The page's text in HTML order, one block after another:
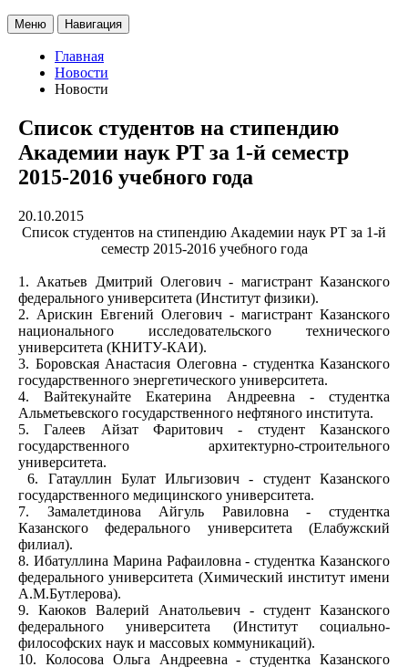
Меню Навигация
Главная
Новости
Новости
Список студентов на стипендию
Академии наук РТ за 1-й семестр
2015-2016 учебного года
20.10.2015
Список студентов на стипендию Академии наук РТ за 1-й
семестр 2015-2016 учебного года
1. Акатьев Дмитрий Олегович - магистрант Казанского
федерального университета (Институт физики).
2. Арискин Евгений Олегович - магистрант Казанского
национального исследовательского технического
университета (КНИТУ-КАИ).
3. Боровская Анастасия Олеговна - студентка Казанского
государственного энергетического университета.
4. Вайтекунайте Екатерина Андреевна - студентка
Альметьевского государственного нефтяного института.
5. Галеев Айзат Фаритович - студент Казанского
государственного архитектурно-строительного
университета.
6. Гатауллин Булат Ильгизович - студент Казанского
государственного медицинского университета.
7. Замалетдинова Айгуль Равиловна - студентка
Казанского федерального университета (Елабужский
филиал).
8. Ибатуллина Марина Рафаиловна - студентка Казанского
федерального университета (Химический институт имени
А.М.Бутлерова).
9. Каюков Валерий Анатольевич - студент Казанского
федерального университета (Институт социально-
философских наук и массовых коммуникаций).
10. Колосова Ольга Андреевна - студентка Казанского